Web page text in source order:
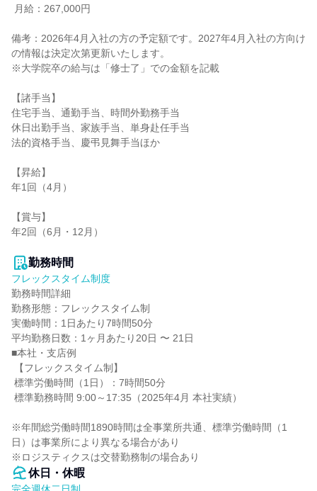
備考：2026年4月入社の方の予定額です。2027年4月入社の方向け
の情報は決定次第更新いたします。
※大学院卒の給与は「修士了」での金額を記載
【諸手当】
住宅手当、通勤手当、時間外勤務手当
休日出勤手当、家族手当、単身赴任手当
法的資格手当、慶弔見舞手当ほか
【昇給】
年1回（4月）
【賞与】
年2回（6月・12月）
勤務時間
フレックスタイム制度
勤務時間詳細
勤務形態：フレックスタイム制
実働時間：1日あたり7時間50分
平均勤務日数：1ヶ月あたり20日 〜 21日
■本社・支店例
※年間総労働時間1890時間は全事業所共通、標準労働時間（1
日）は事業所により異なる場合があり
※ロジスティクスは交替勤務制の場合あり
休日・休暇